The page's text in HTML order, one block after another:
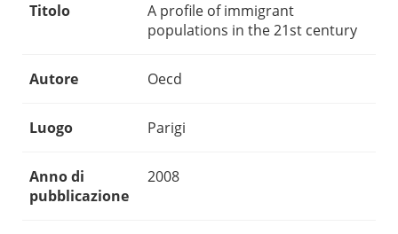
Titolo
A profile of immigrant
populations in the 21st century
Autore Oecd
Luogo Parigi
Anno di
pubblicazione
2008